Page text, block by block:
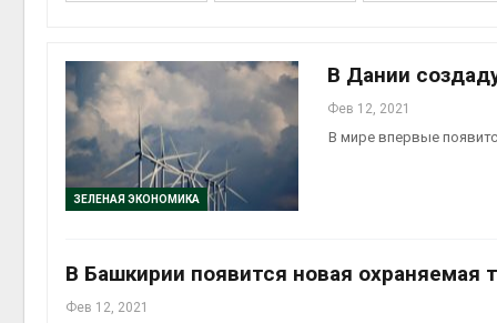
ЗЕЛЕНАЯ ЭКОНОМИКА
В Дании
Фев 12, 2021
В мире впервые
В Башкирии появится новая охраняемая
Фев 12, 2021
Авг 6,